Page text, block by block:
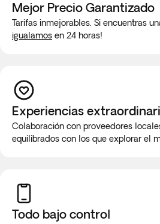
Mejor Precio Garantizado
Tarifas inmejorables. Si encuentras
igualamos en 24 horas!
Experiencias
Colaboración con proveedores
equilibrados con los que explorar el
Todo bajo control